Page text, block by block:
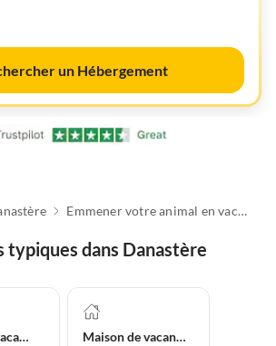
un Hébergement
Emmener votre animal en vacances
typiques dans Danastère
Appartement de vacances Maison de vacances